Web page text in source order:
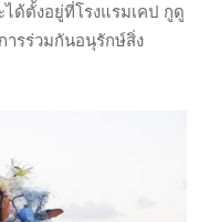
ได้ตั้งอยู่ที่โรงแรมเคป กูดู
ารร่วมกันอนุรักษ์สิ่ง